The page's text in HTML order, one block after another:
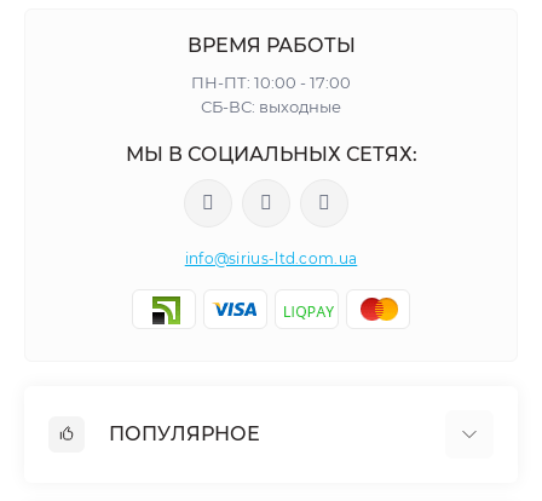
ВРЕМЯ РАБОТЫ
ПН-ПТ: 10:00 - 17:00
СБ-ВС: выходные
МЫ В СОЦИАЛЬНЫХ СЕТЯХ:
info@sirius-ltd.com.ua
ПОПУЛЯРНОЕ